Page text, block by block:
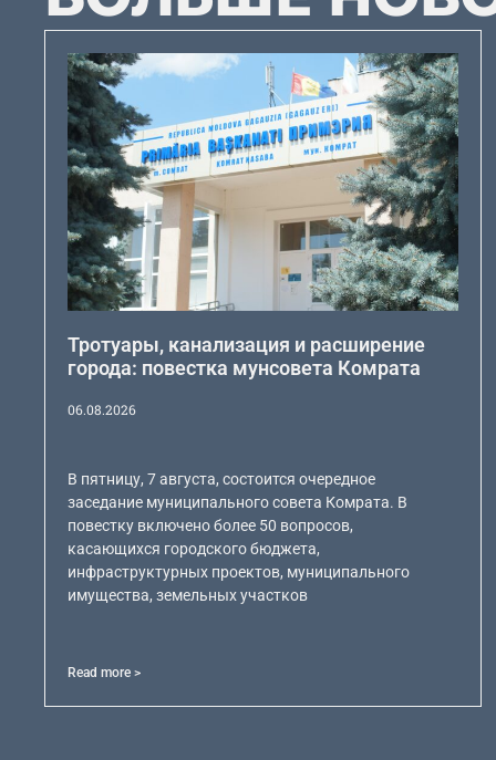
Тротуары, канализация и расширение
города: повестка мунсовета Комрата
06.08.2026
В пятницу, 7 августа, состоится очередное
заседание муниципального совета Комрата. В
повестку включено более 50 вопросов,
касающихся городского бюджета,
инфраструктурных проектов, муниципального
имущества, земельных участков
Read more >